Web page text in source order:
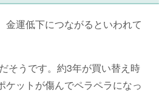
金運低下につながるといわれて
だそうです。約3年が買い替え時
ケットが傷んでペラペラになっ